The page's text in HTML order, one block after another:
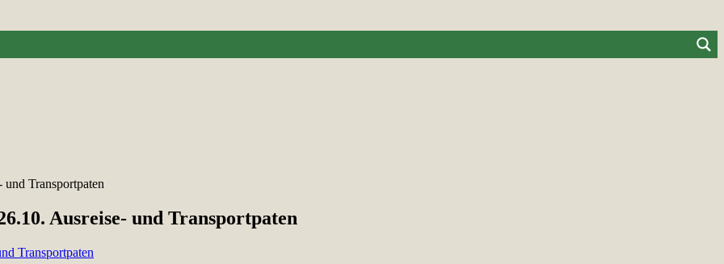
Transportpaten
Ausreise- und Transportpaten